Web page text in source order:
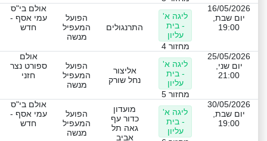
16/05/2026
יום שבת,
19:00
ליגה א'
- בית
עליון
מחזור 4
התרנגולים
הפועל
המעפיל
מנשה
אולם בי"ס
עמי אסף -
חדש
25/05/2026
יום שני,
21:00
ליגה א'
- בית
עליון
מחזור 5
אליצור
נחל שורק
הפועל
המעפיל
מנשה
אולם
ספורט נצר
חזני
30/05/2026
יום שבת,
19:00
ליגה א'
- בית
עליון
מועדון
כדור עף
גאה תל
אביב
הפועל
המעפיל
מנשה
אולם בי"ס
עמי אסף -
חדש